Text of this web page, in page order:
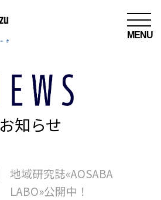
MENU
お知らせ
地域研究誌«AOSABA
LABO»公開中！